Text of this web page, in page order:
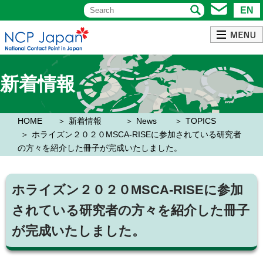
EN
新着情報
HOME 新着情報 News
TOPICS
ホライズン２０２０MSCA-RISEに参加されている研究者
の方々を紹介した冊子が完成いたしました。
ホライズン２０２０MSCA-RISEに参加
されている研究者の方々を紹介した冊子
が完成いたしました。